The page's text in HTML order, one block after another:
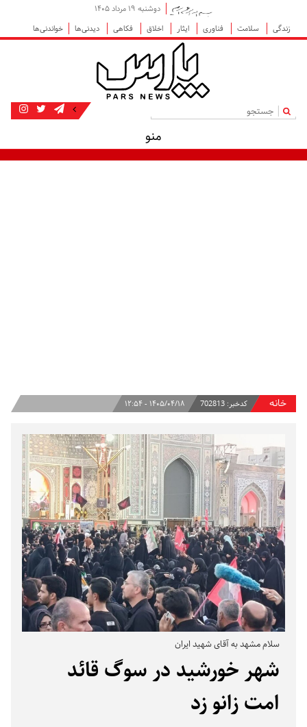
دوشنبه ۱۹ مرداد ۱۴۰۵
زندگی
سلامت فناوری ایثار اخلاق فکاهی دیدنی‌ها خواندنی‌ها
|
منو
خانه کدخبر: 702813 ۱۴۰۵/۰۴/۱۸ - ۱۲:۵۴
سلام مشهد به آقای شهید ایران
شهر خورشید در سوگ قائد
امت زانو زد